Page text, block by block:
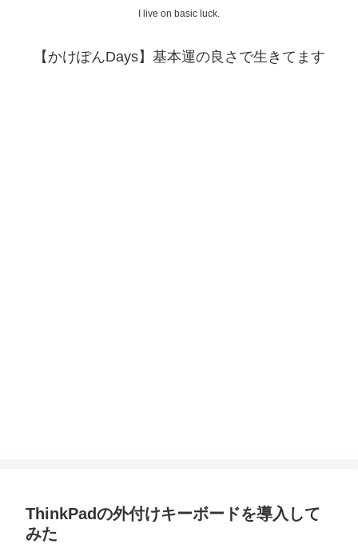
I live on basic luck.
【かけぽんDays】基本運の良さで生きてます
ThinkPadの外付けキーボードを導入して
みた